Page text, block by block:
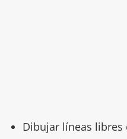
Dibujar líneas libres